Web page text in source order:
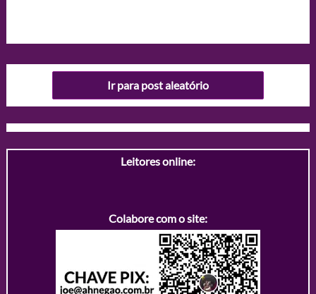
Ir para post aleatório
Leitores online:
Colabore com o site: